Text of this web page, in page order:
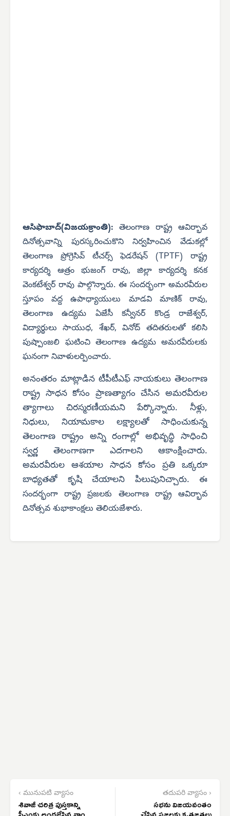
ఆసిఫాబాద్(విజయక్రాంతి):తెలంగాణ రాష్ట్ర ఆవిర్భావ
దినోత్సవాన్ని పురస్కరించుకొని నిర్వహించిన వేడుకల్లో
తెలంగాణ ప్రోగ్రెసివ్ టీచర్స్ ఫెడరేషన్ (TPTF) రాష్ట్ర
కార్యదర్శి ఆత్రం భుజంగ్ రావు, జిల్లా కార్యదర్శి కనక
వెంకటేశ్వర్ రావు పాల్గొన్నారు. ఈ సందర్భంగా అమరవీరుల
స్తూపం వద్ద ఉపాధ్యాయులు మాడవి మాణిక్ రావు,
తెలంగాణ ఉద్యమ ఏజేసీ కన్వీనర్ కొండ్ర రాజేశ్వర్,
విద్యార్థులు సాయుధ, శేఖర్, వినోద్ తదితరులతో కలిసి
పుష్పాంజలి ఘటించి తెలంగాణ ఉద్యమ అమరవీరులకు
ఘనంగా నివాళులర్పించారు.
అనంతరం మాట్లాడిన టీపీటీఎఫ్ నాయకులు తెలంగాణ
రాష్ట్ర సాధన కోసం ప్రాణత్యాగం చేసిన అమరవీరుల
త్యాగాలు చిరస్మరణీయమని పేర్కొన్నారు. నీళ్లు,
నిధులు, నియామకాల లక్ష్యాలతో సాధించుకున్న
తెలంగాణ రాష్ట్రం అన్ని రంగాల్లో అభివృద్ధి సాధించి
స్వర్ణ తెలంగాణగా ఎదగాలని ఆకాంక్షించారు.
అమరవీరుల ఆశయాల సాధన కోసం ప్రతి ఒక్కరూ
బాధ్యతతో కృషి చేయాలని పిలుపునిచ్చారు. ఈ
సందర్భంగా రాష్ట్ర ప్రజలకు తెలంగాణ రాష్ట్ర ఆవిర్భావ
దినోత్సవ శుభాకాంక్షలు తెలియజేశారు.
‹ మునుపటి వ్యాసం
శివాజీ చరిత్ర పుస్తకాన్ని
తదుపరి వ్యాసం ›
సభను విజయవంతం